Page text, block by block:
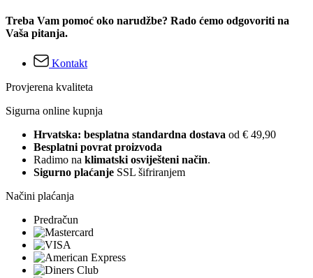
Treba Vam pomoć oko narudžbe? Rado ćemo odgovoriti na
Vaša pitanja.
Kontakt
Provjerena kvaliteta
Sigurna online kupnja
Hrvatska: besplatna standardna dostava od € 49,90
Besplatni povrat proizvoda
Radimo na klimatski osviješteni način.
Sigurno plaćanje SSL šifriranjem
Načini plaćanja
Predračun